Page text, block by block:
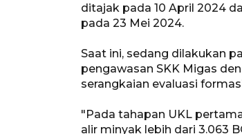
ditajak pada 10 April 2024
pada 23 Mei 2024.
Saat ini, sedang dilakukan
pengawasan SKK Migas
serangkaian evaluasi
"Pada tahapan UKL
alir minyak lebih dari 3.063